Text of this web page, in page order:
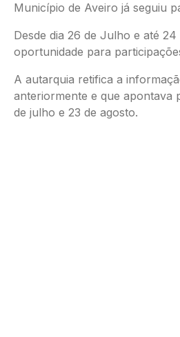
Município de Aveiro já seguiu
Desde dia 26 de Julho e até 24
oportunidade para
A autarquia retifica a
anteriormente e que apontava
de julho e 23 de agosto.